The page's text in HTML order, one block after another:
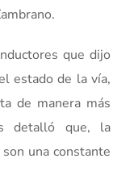
que dijo
estado de la vía,
de manera más
detalló que, la
una constante